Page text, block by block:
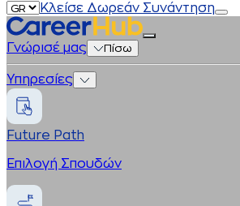
Κλείσε Δωρεάν Συνάντηση
Γνώρισέ μας Πίσω
Υπηρεσίες
Future Path
Επιλογή Σπουδών